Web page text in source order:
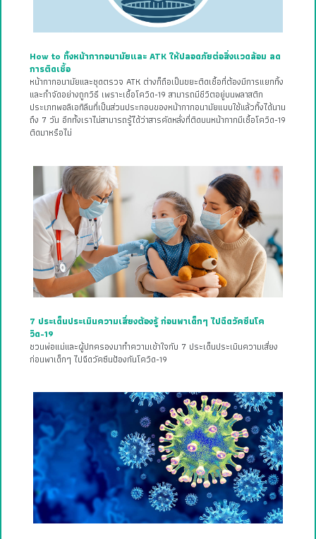
How to ทิ้งหน้ากากอนามัยและ ATK ให้ปลอดภัยต่อสิ่งแวดล้อม ลด
การติดเชื้อ
หน้ากากอนามัยและชุดตรวจ ATK ต่างก็ถือเป็นขยะติดเชื้อที่ต้องมีการแยกทิ้ง
และกำจัดอย่างถูกวิธี เพราะเชื้อโควิด-19 สามารถมีชีวิตอยู่บนพลาสติก
ประเภทพอลิเอทิลีนที่เป็นส่วนประกอบของหน้ากากอนามัยแบบใช้แล้วทิ้งได้นาน
ถึง 7 วัน อีกทั้งเราไม่สามารถรู้ได้ว่าสารคัดหลั่งที่ติดบนหน้ากากมีเชื้อโควิด-19
ติดมาหรือไม่
7 ประเด็นประเมินความเสี่ยงต้องรู้ ก่อนพาเด็กๆ ไปฉีดวัคซีนโค
วิด-19
ชวนพ่อแม่และผู้ปกครองมาทำความเข้าใจกับ 7 ประเด็นประเมินความเสี่ยง
ก่อนพาเด็กๆ ไปฉีดวัคซีนป้องกันโควิด-19